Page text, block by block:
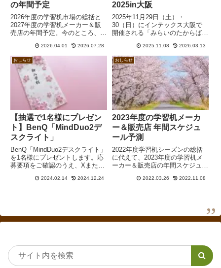
の年間予定
2026年度の学習机市場の総括と
2027年度の学習机メーカー＆販
売店の年間予定。今のところ、ア
及んでいません。メーカーの新作
展示会は5月以降、カタログ発行
は7月以降、店頭展示は早くて8
月ないし9月からですが、西日本
では年明け以降となることも多い
でしょう。
2026.04.01 2026.07.28
2025in大阪
2025年11月29日（土）・
30（日）にインテックス大阪で
開催される「みらいのたからばこ
のコイズミが出展します。「空間
デザイナー」というコンテンツ
で、決められた時間内で学習机の
中に文房具などを収納したり、コ
ーディネートをするという体験を
していただけます。収納マンも登
場します。
2025.11.08 2026.03.13
おしらせ
【抽選で1名様にプレゼン
ト】BenQ「MindDuo2デ
スクライト」
BenQ「MindDuo2デスクライト」
を1名様にプレゼントします。応
募要項をご確認のうえ、Xまたは
してください。
2024.02.14 2024.12.24
おしらせ
2023年度の学習机メーカ
ー＆販売店 年間スケジュ
ール予測
2022年度学習机シーズンの総括
に代えて、2023年度の学習机メ
ーカー＆販売店の年間スケジュー
受注分から浜本工芸がおそらく値
2022.03.26 2022.11.08